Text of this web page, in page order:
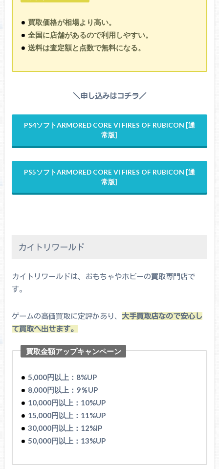
買取価格が相場より高い。
全国に店舗があるので利用しやすい。
送料は査定額と点数で無料になる。
＼申し込みはコチラ／
PS4ソフトARMORED CORE VI FIRES OF RUBICON [通
常版]
PS5ソフトARMORED CORE VI FIRES OF RUBICON [通
常版]
カイトリワールド
カイトリワールドは、おもちゃやホビーの買取専門店で
す。
ゲームの高価買取に定評があり、 大手買取店なので安心し
て買取へ出せます。
買取金額アップキャンペーン
5,000円以上：8%UP
8,000円以上：9％UP
10,000円以上：10%UP
15,000円以上：11%UP
30,000円以上：12%IP
50,000円以上：13%UP